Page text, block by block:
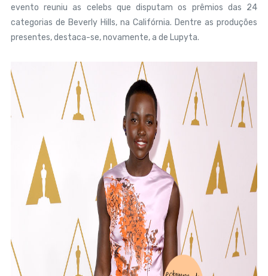
evento reuniu as celebs que disputam os prêmios das 24
categorias de Beverly Hills, na Califórnia. Dentre as produções
presentes, destaca-se, novamente, a de Lupyta.